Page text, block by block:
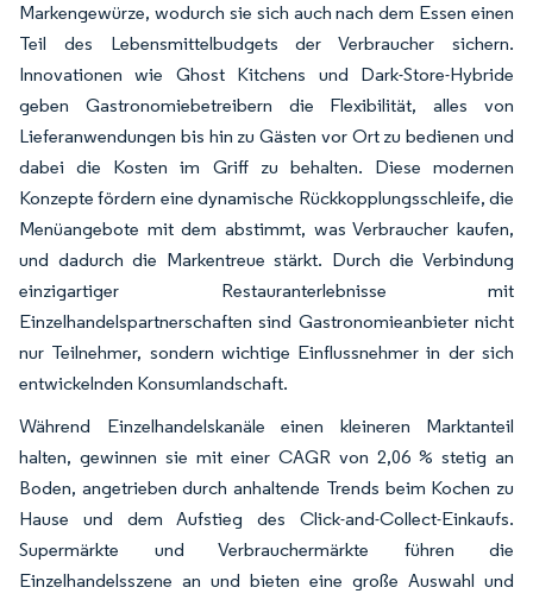
Markengewürze, wodurch sie sich auch nach dem Essen einen
Teil des Lebensmittelbudgets der Verbraucher sichern.
Innovationen wie Ghost Kitchens und Dark-Store-Hybride
geben Gastronomiebetreibern die Flexibilität, alles von
Lieferanwendungen bis hin zu Gästen vor Ort zu bedienen und
dabei die Kosten im Griff zu behalten. Diese modernen
Konzepte fördern eine dynamische Rückkopplungsschleife, die
Menüangebote mit dem abstimmt, was Verbraucher kaufen,
und dadurch die Markentreue stärkt. Durch die Verbindung
einzigartiger Restauranterlebnisse mit
Einzelhandelspartnerschaften sind Gastronomieanbieter nicht
nur Teilnehmer, sondern wichtige Einflussnehmer in der sich
entwickelnden Konsumlandschaft.
Während Einzelhandelskanäle einen kleineren Marktanteil
halten, gewinnen sie mit einer CAGR von 2,06 % stetig an
Boden, angetrieben durch anhaltende Trends beim Kochen zu
Hause und dem Aufstieg des Click-and-Collect-Einkaufs.
Supermärkte und Verbrauchermärkte führen die
Einzelhandelsszene an und bieten eine große Auswahl und